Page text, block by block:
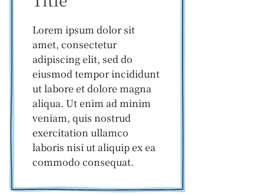
Lorem ipsum dolor sit
amet, consectetur
adipiscing elit, sed do
eiusmod tempor incididunt
ut labore et dolore magna
aliqua. Ut enim ad minim
veniam, quis nostrud
exercitation ullamco
laboris nisi ut aliquip ex ea
commodo consequat.